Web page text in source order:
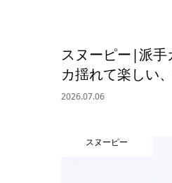
スヌーピー|派手
カ揺れて楽しい
2026.07.06
スヌーピー